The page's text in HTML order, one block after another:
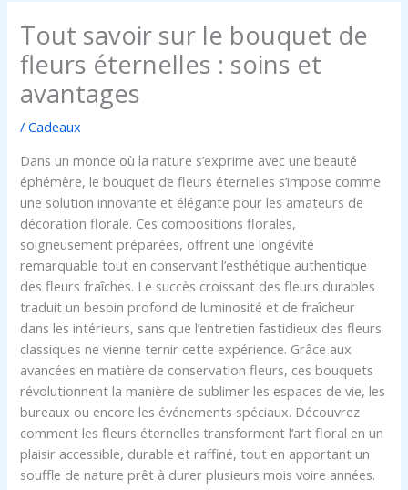
Tout savoir sur le bouquet de
fleurs éternelles : soins et
avantages
/Cadeaux
Dans un monde où la nature s’exprime avec une beauté
éphémère, le bouquet de fleurs éternelles s’impose comme
une solution innovante et élégante pour les amateurs de
décoration florale. Ces compositions florales,
soigneusement préparées, offrent une longévité
remarquable tout en conservant l’esthétique authentique
des fleurs fraîches. Le succès croissant des fleurs durables
traduit un besoin profond de luminosité et de fraîcheur
dans les intérieurs, sans que l’entretien fastidieux des fleurs
classiques ne vienne ternir cette expérience. Grâce aux
avancées en matière de conservation fleurs, ces bouquets
révolutionnent la manière de sublimer les espaces de vie, les
bureaux ou encore les événements spéciaux. Découvrez
comment les fleurs éternelles transforment l’art floral en un
plaisir accessible, durable et raffiné, tout en apportant un
souffle de nature prêt à durer plusieurs mois voire années.